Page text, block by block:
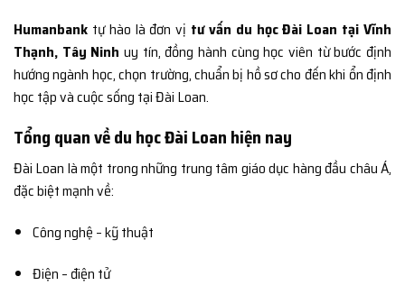
Humanbank tự hào là đơn vị tư vấn du học Đài Loan tại Vĩnh
Thạnh, Tây Ninh uy tín, đồng hành cùng học viên từ bước định
hướng ngành học, chọn trường, chuẩn bị hồ sơ cho đến khi ổn định
học tập và cuộc sống tại Đài Loan.
Tổng quan về du học Đài Loan hiện nay
Đài Loan là một trong những trung tâm giáo dục hàng đầu châu Á,
đặc biệt mạnh về:
Công nghệ – kỹ thuật
Điện – điện tử